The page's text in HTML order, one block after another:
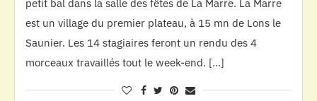
petit bal dans la salle des fêtes de La Marre. La Marre
est un village du premier plateau, à 15 mn de Lons le
Saunier. Les 14 stagiaires feront un rendu des 4
morceaux travaillés tout le week-end. […]